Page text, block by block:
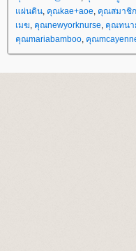
ผ่นดิน, คุณkae+aoe, คุณสมาชิก
เมฆ, คุณnewyorknurse, คุณทนา
คุณmariabamboo, คุณ